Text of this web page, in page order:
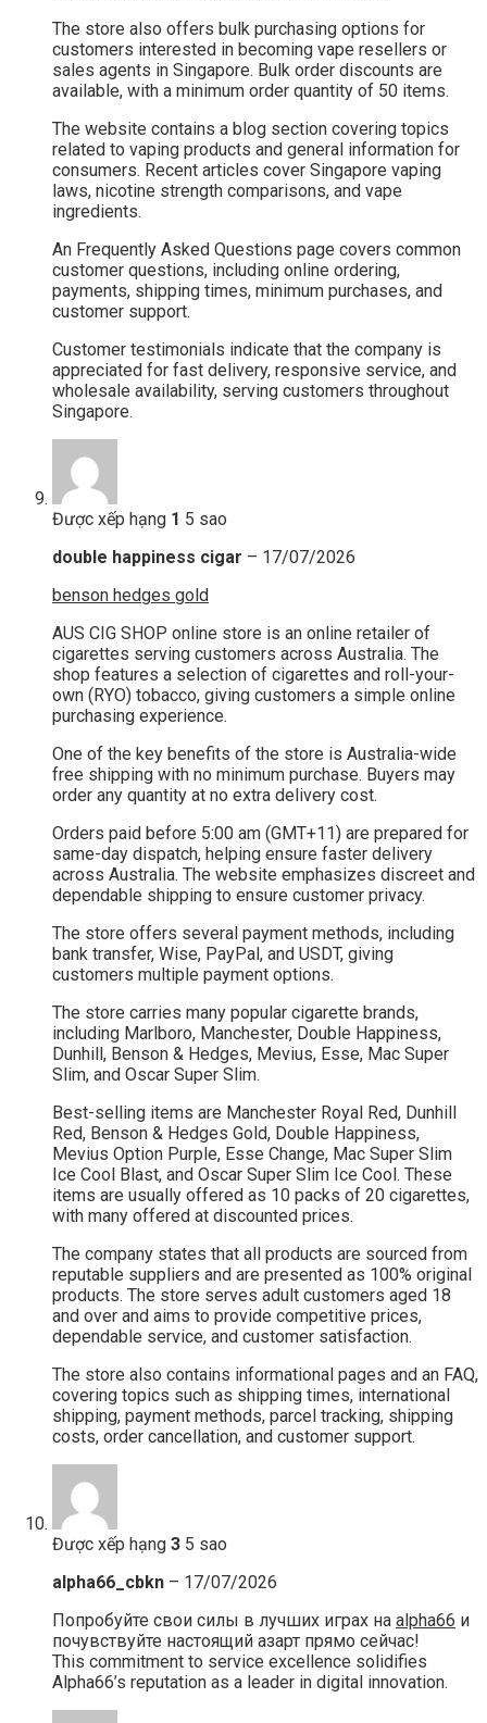
The store also offers bulk purchasing options for
customers interested in becoming vape resellers or
sales agents in Singapore. Bulk order discounts are
available, with a minimum order quantity of 50 items.
The website contains a blog section covering topics
related to vaping products and general information for
consumers. Recent articles cover Singapore vaping
laws, nicotine strength comparisons, and vape
ingredients.
An Frequently Asked Questions page covers common
customer questions, including online ordering,
payments, shipping times, minimum purchases, and
customer support.
Customer testimonials indicate that the company is
appreciated for fast delivery, responsive service, and
wholesale availability, serving customers throughout
Singapore.
Được xếp hạng 1 5 sao
double happiness cigar – 17/07/2026
benson hedges gold
AUS CIG SHOP online store is an online retailer of
cigarettes serving customers across Australia. The
shop features a selection of cigarettes and roll-your-
own (RYO) tobacco, giving customers a simple online
purchasing experience.
One of the key benefits of the store is Australia-wide
free shipping with no minimum purchase. Buyers may
order any quantity at no extra delivery cost.
Orders paid before 5:00 am (GMT+11) are prepared for
same-day dispatch, helping ensure faster delivery
across Australia. The website emphasizes discreet and
dependable shipping to ensure customer privacy.
The store offers several payment methods, including
bank transfer, Wise, PayPal, and USDT, giving
customers multiple payment options.
The store carries many popular cigarette brands,
including Marlboro, Manchester, Double Happiness,
Dunhill, Benson & Hedges, Mevius, Esse, Mac Super
Slim, and Oscar Super Slim.
Best-selling items are Manchester Royal Red, Dunhill
Red, Benson & Hedges Gold, Double Happiness,
Mevius Option Purple, Esse Change, Mac Super Slim
Ice Cool Blast, and Oscar Super Slim Ice Cool. These
items are usually offered as 10 packs of 20 cigarettes,
with many offered at discounted prices.
The company states that all products are sourced from
reputable suppliers and are presented as 100% original
products. The store serves adult customers aged 18
and over and aims to provide competitive prices,
dependable service, and customer satisfaction.
The store also contains informational pages and an FAQ,
covering topics such as shipping times, international
shipping, payment methods, parcel tracking, shipping
costs, order cancellation, and customer support.
Được xếp hạng 3 5 sao
alpha66_cbkn – 17/07/2026
Попробуйте свои силы в лучших играх на alpha66 и
почувствуйте настоящий азарт прямо сейчас!
This commitment to service excellence solidifies
Alpha66’s reputation as a leader in digital innovation.